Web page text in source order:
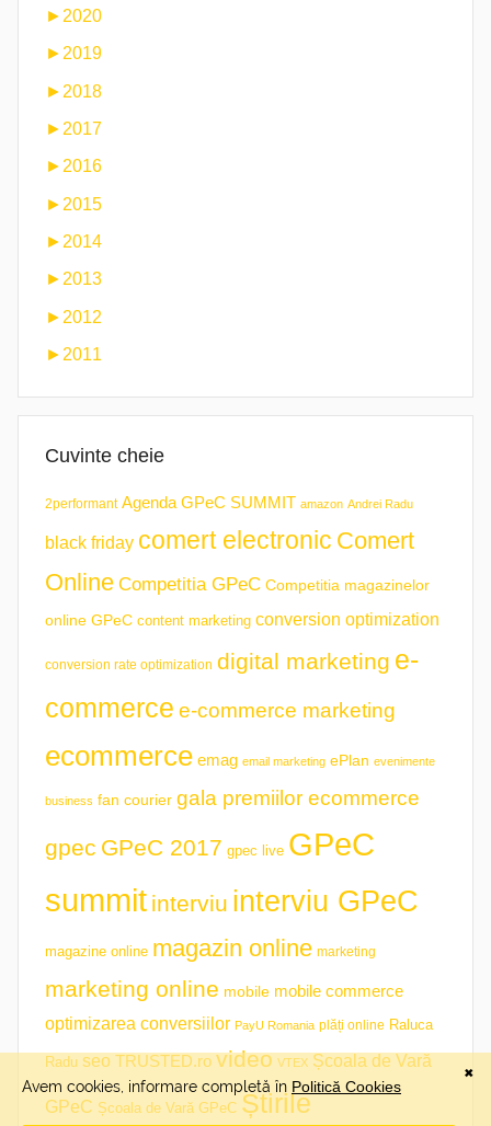
► 2020
► 2019
► 2018
► 2017
► 2016
► 2015
► 2014
►2013
► 2012
► 2011
Cuvinte cheie
2performant Agenda GPeC SUMMIT amazon Andrei Radu
black friday comert electronic Comert
Online Competitia GPeC Competitia magazinelor
online GPeC content marketing conversion optimization
conversion rate optimization digital marketing e-
commerce e-commerce marketing
ecommerce emag email marketing ePlan evenimente
business fan courier gala premiilor ecommerce
gpec GPeC 2017 gpec live GPeC
summit interviu interviu GPeC
magazine online magazin online marketing
marketing online mobile mobile commerce
optimizarea conversiilor PayU Romania plăți online Raluca
Radu seo TRUSTED.ro video VTEX Școala de Vară
GPeC Școala de Vară GPeC Știrile